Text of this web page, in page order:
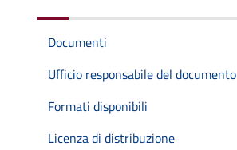
Documenti
Ufficio responsabile del documento
Formati disponibili
Licenza di distribuzione